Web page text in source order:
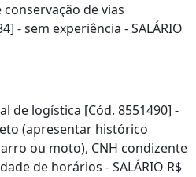
de vias
- sem experiência - SALÁRIO
de logística [Cód. 8551490] -
(apresentar histórico
ou moto), CNH condizente
de horários - SALÁRIO R$